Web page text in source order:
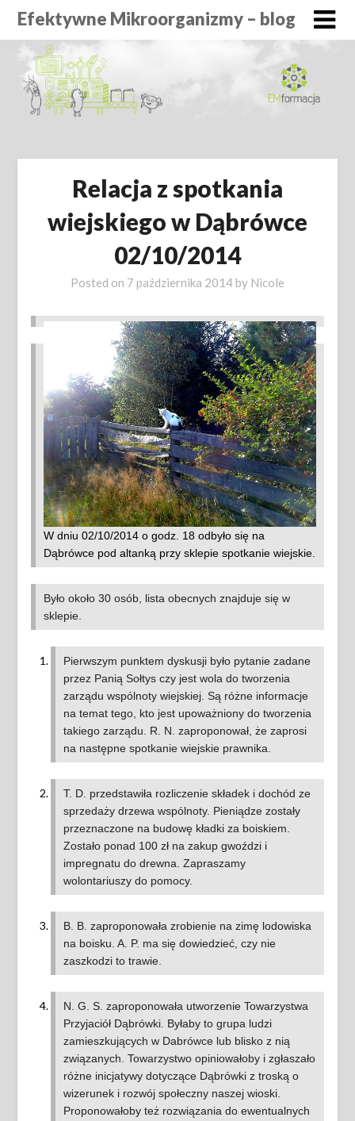
Efektywne Mikroorganizmy – blog
Relacja z spotkania
wiejskiego w Dąbrówce
02/10/2014
Posted on 7 października 2014 by Nicole
W dniu 02/10/2014 o godz. 18 odbyło się na
Dąbrówce pod altanką przy sklepie spotkanie wiejskie.
Było około 30 osób, lista obecnych znajduje się w
sklepie.
Pierwszym punktem dyskusji było pytanie zadane
przez Panią Sołtys czy jest wola do tworzenia
zarządu wspólnoty wiejskiej. Są różne informacje
na temat tego, kto jest upoważniony do tworzenia
takiego zarządu. R. N. zaproponował, że zaprosi
na następne spotkanie wiejskie prawnika.
T. D. przedstawiła rozliczenie składek i dochód ze
sprzedaży drzewa wspólnoty. Pieniądze zostały
przeznaczone na budowę kładki za boiskiem.
Zostało ponad 100 zł na zakup gwoździ i
impregnatu do drewna. Zapraszamy
wolontariuszy do pomocy.
B. B. zaproponowała zrobienie na zimę lodowiska
na boisku. A. P. ma się dowiedzieć, czy nie
zaszkodzi to trawie.
N. G. S. zaproponowała utworzenie Towarzystwa
Przyjaciół Dąbrówki. Byłaby to grupa ludzi
zamieszkujących w Dabrówce lub blisko z nią
związanych. Towarzystwo opiniowałoby i zgłaszało
różne inicjatywy dotyczące Dąbrówki z troską o
wizerunek i rozwój społeczny naszej wioski.
Proponowałoby też rozwiązania do ewentualnych